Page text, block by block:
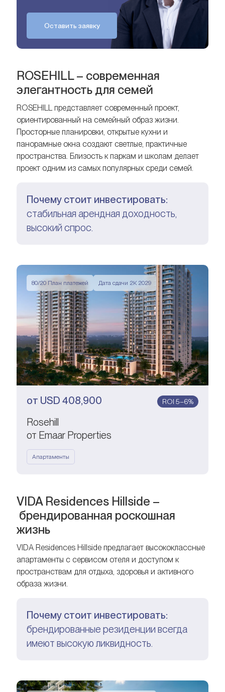
Оставить заявку
ROSEHILL – современная
элегантность для семей
ROSEHILL представляет современный проект,
ориентированный на семейный образ жизни.
Просторные планировки, открытые кухни и
панорамные окна создают светлые, практичные
пространства. Близость к паркам и школам делает
проект одним из самых популярных среди семей.
Почему стоит инвестировать:
стабильная арендная доходность,
высокий спрос.
80/20 План платежей Дата сдачи 2К 2029
от USD 408,900 ROI 5–6%
Rosehill
от Emaar Properties
Апартаменты
VIDA Residences Hillside –
брендированная роскошная
жизнь
VIDA Residences Hillside предлагает высококлассные
апартаменты с сервисом отеля и доступом к
пространствам для отдыха, здоровья и активного
образа жизни.
Почему стоит инвестировать:
брендированные резиденции всегда
имеют высокую ликвидность.